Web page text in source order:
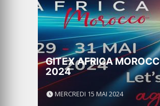
GITEX AFRICA
2024
MERCREDI 15 MAI 2024